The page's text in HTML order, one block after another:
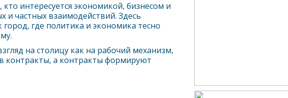
интересуется экономикой, бизнесом и
и частных взаимодействий. Здесь
город, где политика и экономика тесно
на столицу как на рабочий механизм,
контракты, а контракты формируют